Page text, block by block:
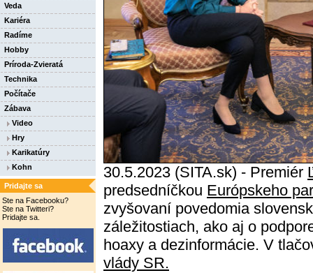
Veda
Kariéra
Radíme
Hobby
Príroda-Zvieratá
Technika
Počítače
Zábava
Video
Hry
Karikatúry
Kohn
Pridajte sa
Ste na Facebooku?
Ste na Twitteri?
Pridajte sa.
30.5.2023 (SITA.sk) - Premiér
predsedníčkou Európskeho
zvyšovaní povedomia
záležitostiach, ako aj o
hoaxy a dezinformácie. V
vlády SR.